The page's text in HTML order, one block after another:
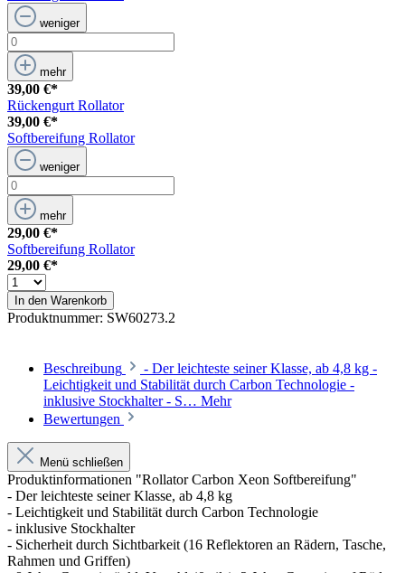
weniger
mehr
39,00 €*
Rückengurt Rollator
39,00 €*
Softbereifung Rollator
weniger
mehr
29,00 €*
Softbereifung Rollator
29,00 €*
In den Warenkorb
Produktnummer: SW60273.2
Beschreibung
- Der leichteste seiner Klasse, ab 4,8 kg -
Leichtigkeit und Stabilität durch Carbon Technologie -
inklusive Stockhalter - S… Mehr
Bewertungen
Menü schließen
Produktinformationen "Rollator Carbon Xeon Softbereifung"
- Der leichteste seiner Klasse, ab 4,8 kg
- Leichtigkeit und Stabilität durch Carbon Technologie
- inklusive Stockhalter
- Sicherheit durch Sichtbarkeit (16 Reflektoren an Rädern, Tasche,
Rahmen und Griffen)